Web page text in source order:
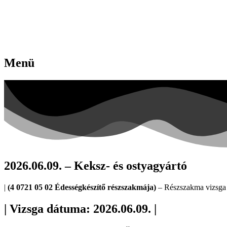
Menü
2026.06.09. – Keksz- és ostyagyártó
| (4 0721 05 02 Édességkészítő részszakmája) – Részszakma
| Vizsga dátuma: 2026.06.09. |